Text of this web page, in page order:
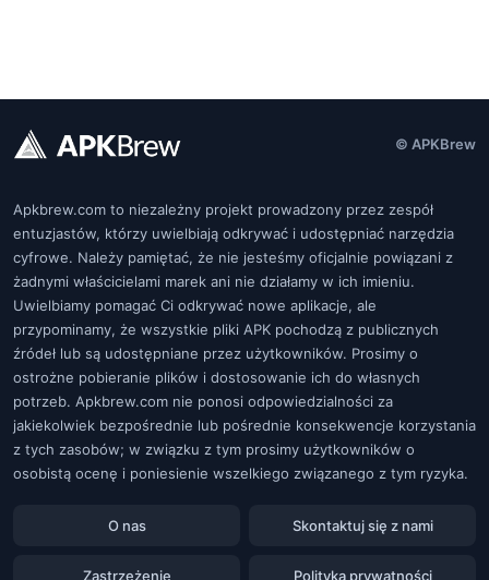
© APKBrew
Apkbrew.com to niezależny projekt prowadzony przez zespół
entuzjastów, którzy uwielbiają odkrywać i udostępniać narzędzia
cyfrowe. Należy pamiętać, że nie jesteśmy oficjalnie powiązani z
żadnymi właścicielami marek ani nie działamy w ich imieniu.
Uwielbiamy pomagać Ci odkrywać nowe aplikacje, ale
przypominamy, że wszystkie pliki APK pochodzą z publicznych
źródeł lub są udostępniane przez użytkowników. Prosimy o
ostrożne pobieranie plików i dostosowanie ich do własnych
potrzeb. Apkbrew.com nie ponosi odpowiedzialności za
jakiekolwiek bezpośrednie lub pośrednie konsekwencje korzystania
z tych zasobów; w związku z tym prosimy użytkowników o
osobistą ocenę i poniesienie wszelkiego związanego z tym ryzyka.
O nas Skontaktuj się z nami
Zastrzeżenie Polityka prywatności